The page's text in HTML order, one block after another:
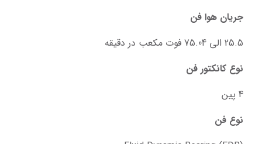
جریان هوا فن
25.5 الی 75.04 فوت مکعب در دقیقه
نوع کانکتور فن
4 پین
نوع فن